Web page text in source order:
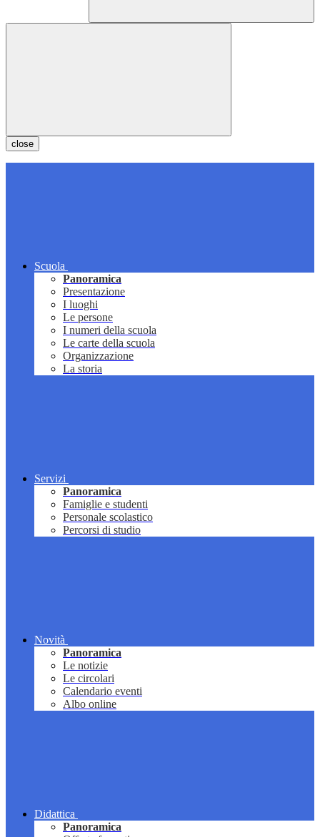
close
Scuola
Panoramica
Presentazione
I luoghi
Le persone
I numeri della scuola
Le carte della scuola
Organizzazione
La storia
Servizi
Panoramica
Famiglie e studenti
Personale scolastico
Percorsi di studio
Novità
Panoramica
Le notizie
Le circolari
Calendario eventi
Albo online
Didattica
Panoramica